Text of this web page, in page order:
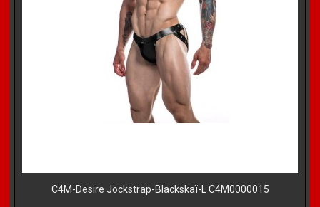
C4M-Desire Jockstrap-Blackskaï-L C4M0000015